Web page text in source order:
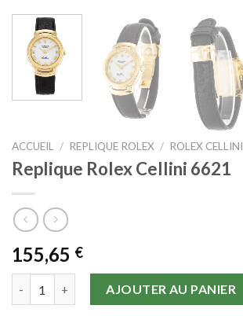
ACCUEIL / REPLIQUE ROLEX / ROLEX CELLINI
Replique Rolex Cellini 6621
155,65 €
AJOUTER AU PANIER